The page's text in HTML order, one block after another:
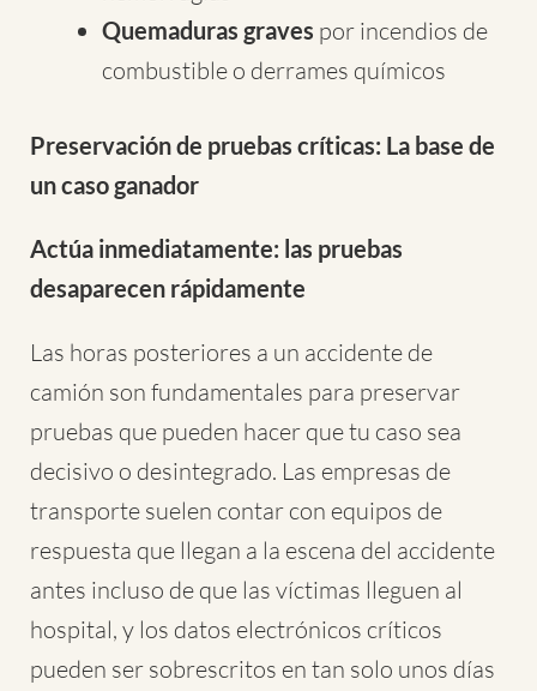
Quemaduras graves por incendios de
combustible o derrames químicos
Preservación de pruebas críticas: La base de
un caso ganador
Actúa inmediatamente: las pruebas
desaparecen rápidamente
Las horas posteriores a un accidente de
camión son fundamentales para preservar
pruebas que pueden hacer que tu caso sea
decisivo o desintegrado. Las empresas de
transporte suelen contar con equipos de
respuesta que llegan a la escena del accidente
antes incluso de que las víctimas lleguen al
hospital, y los datos electrónicos críticos
pueden ser sobrescritos en tan solo unos días